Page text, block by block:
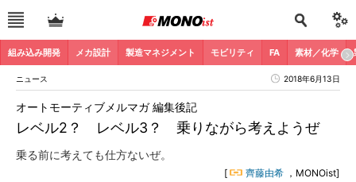
組み込み開発 メカ設計 製造マネジメント モビリティ FA 素材／化学
ニュース 2018年6月13日
レベル2？ レベル3？ 乗りながら考えようぜ
オートモーティブメルマガ 編集後記
乗る前に考えても仕方ないぜ。
[ 齊藤由希 ，MONOist]